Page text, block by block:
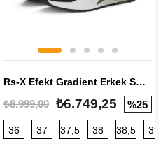
Rs-X Efekt Gradient Erkek Sneaker
₺8.999,00 ₺6.749,25 %25
36 37 37,5 38 38,5 39